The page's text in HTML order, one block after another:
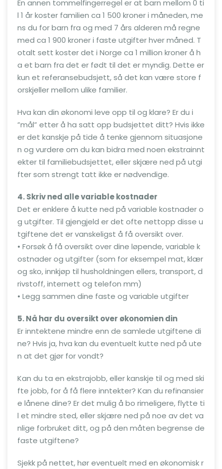
En annen tommelfingerregel er at barn mellom 0 ti
l 1 år koster familien ca 1 500 kroner i måneden, me
ns du for barn fra og med 7 års alderen må regne
med ca 1 900 kroner i faste utgifter hver måned. T
otalt sett koster det i Norge ca 1 million kroner å h
a et barn fra det er født til det er myndig. Dette er
kun et referansebudsjett, så det kan være store f
orskjeller mellom ulike familier.
Hva kan din økonomi leve opp til og klare? Er du i
”mål” etter å ha satt opp budsjettet ditt? Hvis ikke
er det kanskje på tide å tenke gjennom situasjone
n og vurdere om du kan bidra med noen ekstrainnt
ekter til familiebudsjettet, eller skjære ned på utgi
fter som strengt tatt ikke er nødvendige.
4. Skriv ned alle variable kostnader
Det er enklere å kutte ned på variable kostnader o
g utgifter. Til gjengjeld er det ofte nettopp disse u
tgiftene det er vanskeligst å få oversikt over.
• Forsøk å få oversikt over dine løpende, variable k
ostnader og utgifter (som for eksempel mat, klær
og sko, innkjøp til husholdningen ellers, transport, d
rivstoff, internett og telefon mm)
• Legg sammen dine faste og variable utgifter
5. Nå har du oversikt over økonomien din
Er inntektene mindre enn de samlede utgiftene di
ne? Hvis ja, hva kan du eventuelt kutte ned på ute
n at det gjør for vondt?
Kan du ta en ekstrajobb, eller kanskje til og med ski
fte jobb, for å få flere inntekter? Kan du refinansier
e lånene dine? Er det mulig å bo rimeligere, flytte ti
l et mindre sted, eller skjære ned på noe av det va
nlige forbruket ditt, og på den måten begrense de
faste utgiftene?
Sjekk på nettet, hør eventuelt med en økonomisk r